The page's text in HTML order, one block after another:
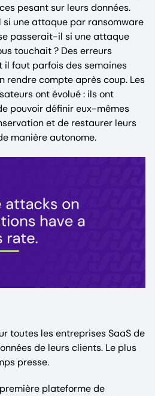
pesant sur leurs données.
une attaque par ransomware
passerait-il si une attaque
touchait ? Des erreurs
il faut parfois des semaines
rendre compte après coup. Les
ont évolué : ils ont
pouvoir définir eux-mêmes
et de restaurer leurs
manière autonome.
toutes les entreprises SaaS de
de leurs clients. Le plus
presse.
plateforme de